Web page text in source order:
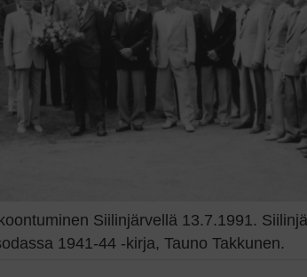
Siilinjärvellä 13.7.1991.
1941-44 -kirja, Tauno Takkunen.